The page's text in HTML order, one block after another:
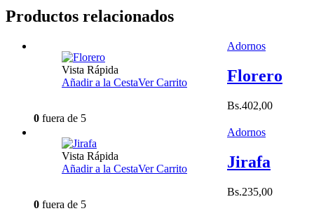
Productos relacionados
Vista Rápida
Añadir a la CestaVer Carrito
Adornos
Florero
Bs.402,00
0 fuera de 5
Vista Rápida
Añadir a la CestaVer Carrito
Adornos
Jirafa
Bs.235,00
0 fuera de 5